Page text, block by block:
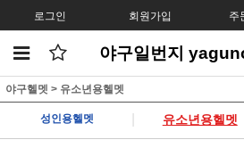
로그인 회원가입 주
야구일번지
야구헬멧 > 유소년용헬멧
성인용헬멧 유소년용헬멧